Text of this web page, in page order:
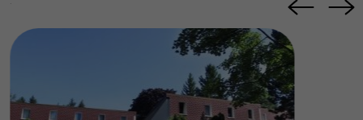
DIE
Suivez-nous